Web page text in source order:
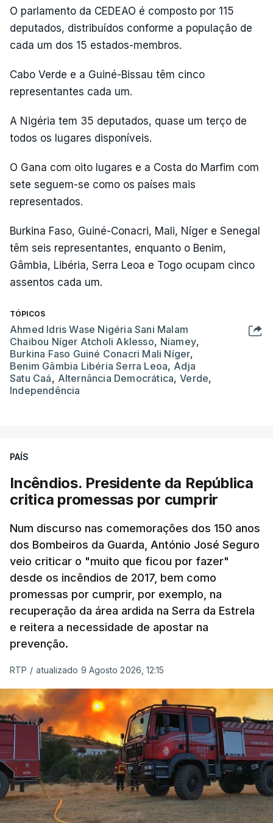
O parlamento da CEDEAO é composto por 115
deputados, distribuídos conforme a população de
cada um dos 15 estados-membros.
Cabo Verde e a Guiné-Bissau têm cinco
representantes cada um.
A Nigéria tem 35 deputados, quase um terço de
todos os lugares disponíveis.
O Gana com oito lugares e a Costa do Marfim com
sete seguem-se como os países mais
representados.
Burkina Faso, Guiné-Conacri, Mali, Níger e Senegal
têm seis representantes, enquanto o Benim,
Gâmbia, Libéria, Serra Leoa e Togo ocupam cinco
assentos cada um.
TÓPICOS
Ahmed Idris Wase Nigéria Sani Malam
Chaibou Níger Atcholi Aklesso, Niamey,
Burkina Faso Guiné Conacri Mali Níger,
Benim Gâmbia Libéria Serra Leoa, Adja
Satu Caá, Alternância Democrática,Verde,
Independência
PAÍS
Incêndios. Presidente da República
critica promessas por cumprir
Num discurso nas comemorações dos 150 anos
dos Bombeiros da Guarda, António José Seguro
veio criticar o "muito que ficou por fazer"
desde os incêndios de 2017, bem como
promessas por cumprir, por exemplo, na
recuperação da área ardida na Serra da Estrela
e reitera a necessidade de apostar na
prevenção.
RTP / atualizado 9 Agosto 2026, 12:15